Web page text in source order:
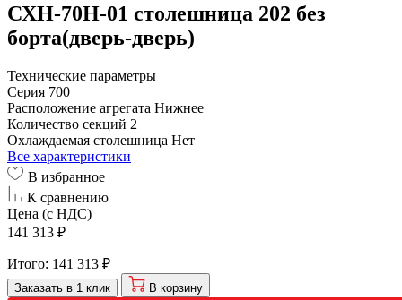
СХН-70Н-01 столешница 202 без
борта(дверь-дверь)
Технические параметры
Серия 700
Расположение агрегата Нижнее
Количество секций 2
Охлаждаемая столешница Нет
Все характеристики
В избранное
К сравнению
Цена (с НДС)
141 313 ₽
Итого: 141 313 ₽
Заказать в 1 клик В корзину